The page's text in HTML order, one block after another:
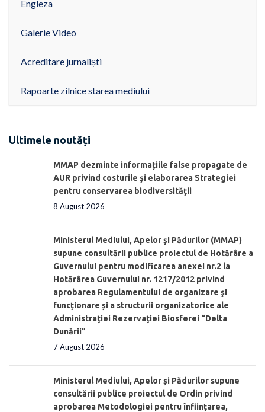
Engleza
Galerie Video
Acreditare jurnaliști
Rapoarte zilnice starea mediului
Ultimele noutăți
MMAP dezminte informațiile false propagate de
AUR privind costurile și elaborarea Strategiei
pentru conservarea biodiversității
8 August 2026
Ministerul Mediului, Apelor şi Pădurilor (MMAP)
supune consultării publice proiectul de Hotărâre a
Guvernului pentru modificarea anexei nr.2 la
Hotărârea Guvernului nr. 1217/2012 privind
aprobarea Regulamentului de organizare şi
funcționare și a structurii organizatorice ale
Administraţiei Rezervaţiei Biosferei “Delta
Dunării”
7 August 2026
Ministerul Mediului, Apelor și Pădurilor supune
consultării publice proiectul de Ordin privind
aprobarea Metodologiei pentru înființarea,